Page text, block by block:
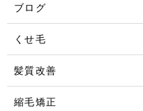
ブログ
くせ毛
髪質改善
縮毛矯正